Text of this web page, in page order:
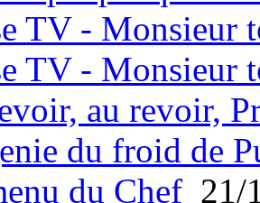
TV - Monsieur
TV - Monsieur
au revoir,
du froid de
du Chef 21/